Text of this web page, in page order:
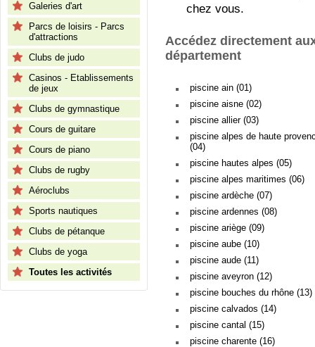
Galeries d'art
Parcs de loisirs - Parcs
d'attractions
Clubs de judo
Casinos - Etablissements
de jeux
Clubs de gymnastique
Cours de guitare
Cours de piano
Clubs de rugby
Aéroclubs
Sports nautiques
Clubs de pétanque
Clubs de yoga
Toutes les activités
chez vous.
Accédez directement
département
piscine ain (01)
piscine aisne (02)
piscine allier (03)
piscine alpes de haute
(04)
piscine hautes alpes (05)
piscine alpes maritimes (06)
piscine ardèche (07)
piscine ardennes (08)
piscine ariège (09)
piscine aube (10)
piscine aude (11)
piscine aveyron (12)
piscine bouches du rhône (13)
piscine calvados (14)
piscine cantal (15)
piscine charente (16)